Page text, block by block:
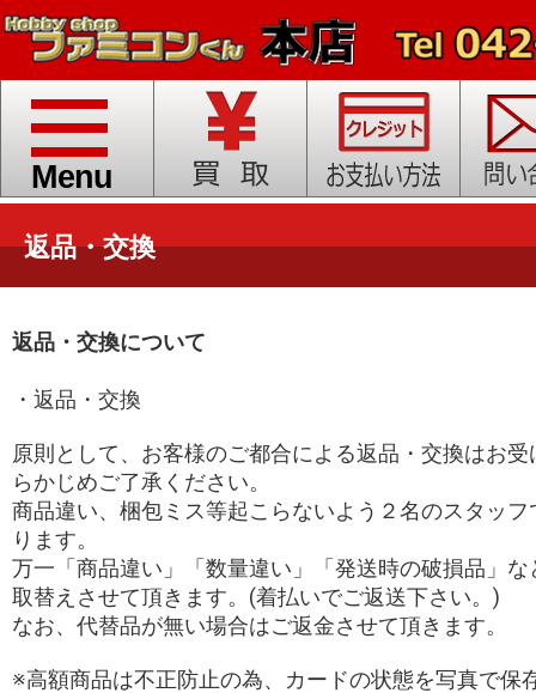
toggle
navigation
Menu
返品・交換
返品・交換について
・返品・交換
原則として、お客様のご都合による返品・交換はお
らかじめご了承ください。
商品違い、梱包ミス等起こらないよう２名のスタッ
ります。
万一「商品違い」「数量違い」「発送時の破損品」
取替えさせて頂きます。(着払いでご返送下さい。)
なお、代替品が無い場合はご返金させて頂きます。
※高額商品は不正防止の為、カードの状態を写真で保